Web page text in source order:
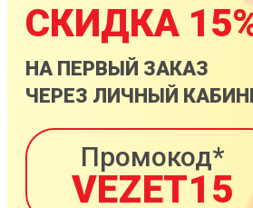
СКИДКА
НА ПЕРВЫЙ ЗАКАЗ
ЧЕРЕЗ ЛИЧНЫЙ
Промокод*
VEZET15